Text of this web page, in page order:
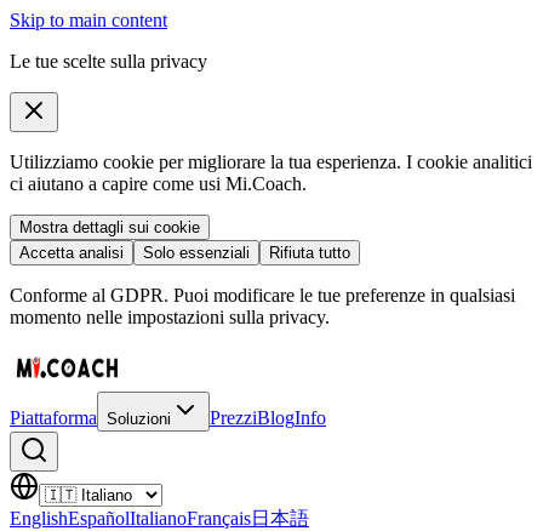
Skip to main content
Le tue scelte sulla privacy
Utilizziamo cookie per migliorare la tua esperienza. I cookie analitici
ci aiutano a capire come usi Mi.Coach.
Mostra dettagli sui cookie
Accetta analisi
Solo essenziali Rifiuta tutto
Conforme al GDPR. Puoi modificare le tue preferenze in qualsiasi
momento nelle impostazioni sulla privacy.
Piattaforma Soluzioni PrezziBlogInfo
EnglishEspañolItalianoFrançais日本語